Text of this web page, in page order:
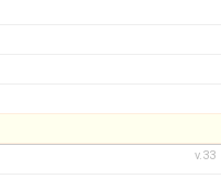
v.33